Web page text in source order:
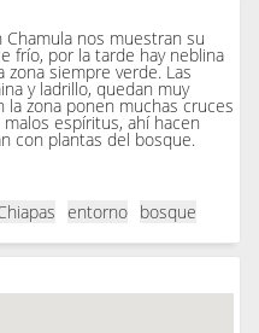
Chamula nos muestran su
frío, por la tarde hay neblina
siempre verde. Las
y ladrillo, quedan muy
la zona ponen muchas cruces
espíritus, ahí hacen
con plantas del bosque.
entorno bosque